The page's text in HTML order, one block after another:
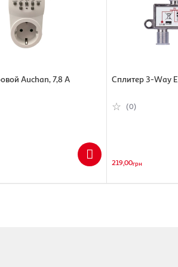
видеокамер.
Ajax и моментально отправляет сигнал
img/products_desc/4265/426533
img/products_desc/4265/
Auchan, 7,8 A Сплитер 3-Way
(0)
219,00грн